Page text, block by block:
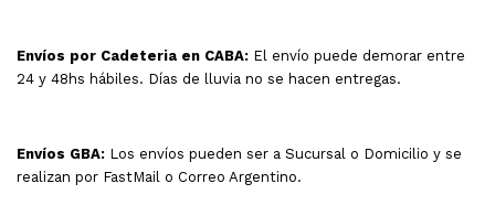
Envíos por Cadeteria en CABA: El envío puede demorar entre
24 y 48hs hábiles. Días de lluvia no se hacen entregas.
Envíos GBA: Los envíos pueden ser a Sucursal o Domicilio y se
realizan por FastMail o Correo Argentino.